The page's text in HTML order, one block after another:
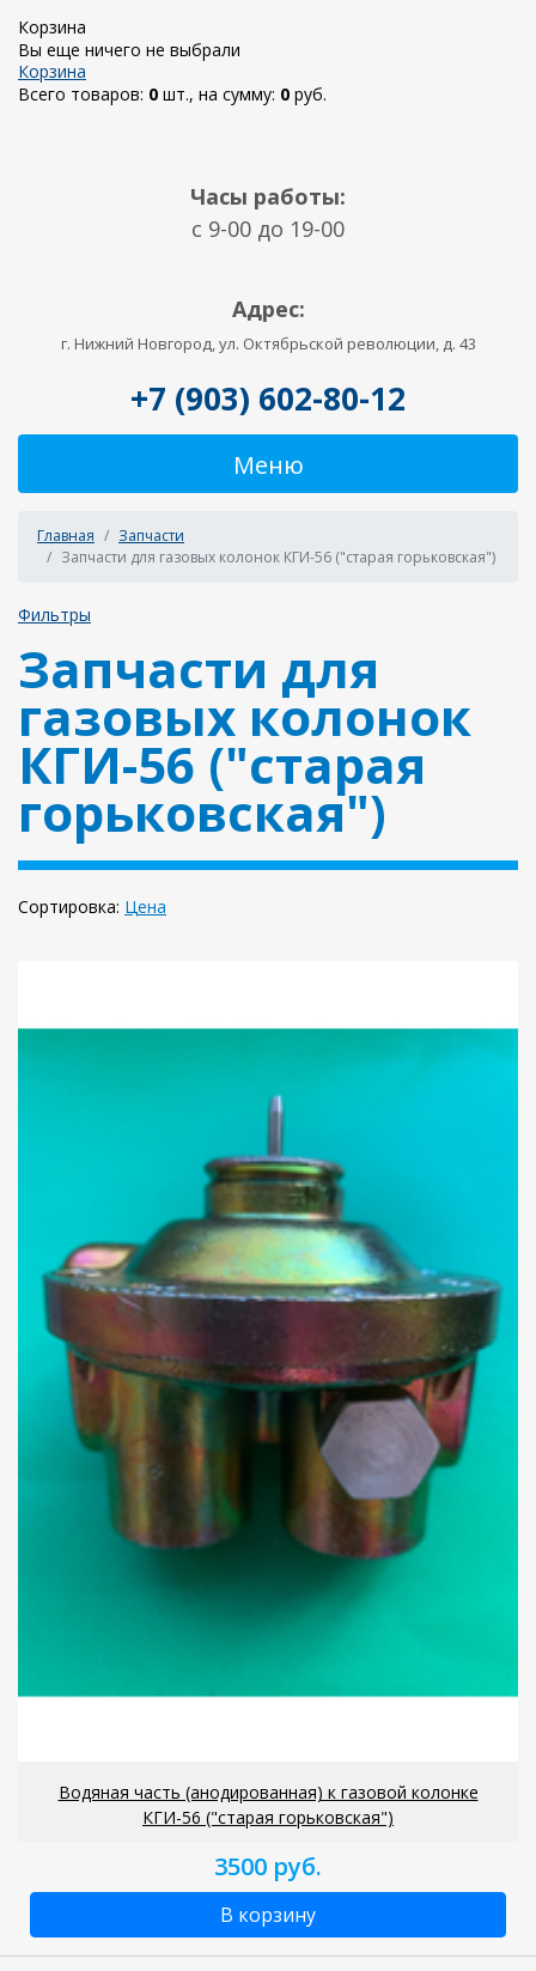
Корзина
Вы еще ничего не выбрали
Корзина
Всего товаров: 0 шт., на сумму: 0 руб.
Часы работы:
c 9-00 до 19-00
Адрес:
г. Нижний Новгород, ул. Октябрьской революции, д. 43
+7 (903) 602-80-12
Меню
Главная
Запчасти
Запчасти для газовых колонок КГИ-56 ("старая горьковская")
Фильтры
Запчасти для
газовых колонок
КГИ-56 ("старая
горьковская")
Сортировка: Цена
Водяная часть (анодированная) к газовой колонке
КГИ-56 ("старая горьковская")
3500 руб.
В корзину